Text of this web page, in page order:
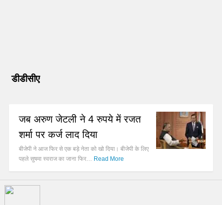
डीडीसीए
जब अरुण जेटली ने 4 रुपये में रजत
शर्मा पर कर्ज लाद दिया
बीजेपी ने आज फिर से एक बड़े नेता को खो दिया। बीजेपी के लिए
पहले सुषमा स्वराज का जाना फिर… Read More